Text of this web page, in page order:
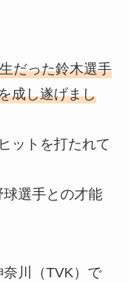
だった鈴木選手
成し遂げまし
ットを打たれて
選手との才能
川（TVK）で